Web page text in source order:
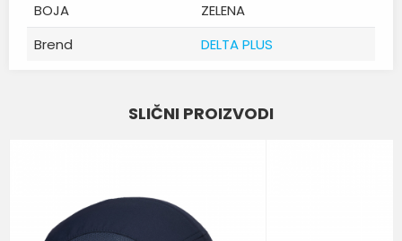
BOJA
ZELENA
Brend
DELTA PLUS
SLIČNI PROIZVODI